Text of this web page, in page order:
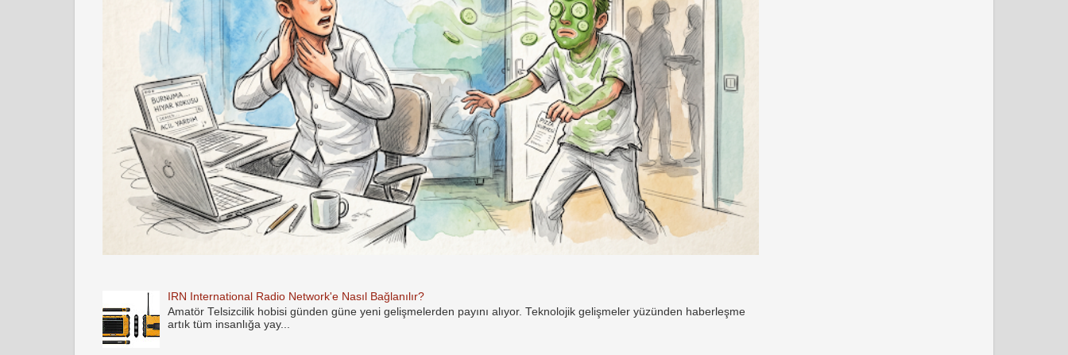
IRN International Radio Network'e Nasıl Bağlanılır?
Amatör Telsizcilik hobisi günden güne yeni gelişmelerden payını alıyor. Teknolojik gelişmeler yüzünden haberleşme
artık tüm insanlığa yay...